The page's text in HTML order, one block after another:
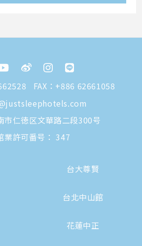
FAX：+886 62661058
市仁徳区文華路二段300号
業許可番号： 347
台大尊賢
台北中山館
花蓮中正